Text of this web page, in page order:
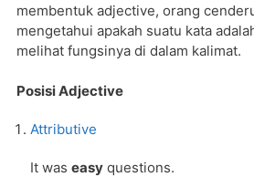
membentuk adjective, orang
mengetahui apakah suatu kata
melihat fungsinya di dalam kalimat.
Posisi Adjective
Attributive
It was easy questions.